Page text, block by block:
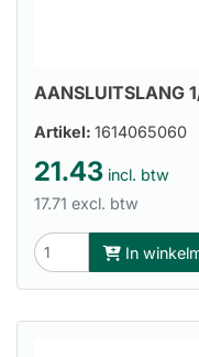
AANSLUITSLANG
Artikel: 1614065060
21.43 incl. btw
17.71 excl. btw
In